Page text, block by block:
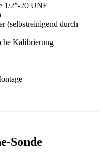
1/2”-20 UNF
(selbstreinigend durch
Kalibrierung
Sonde